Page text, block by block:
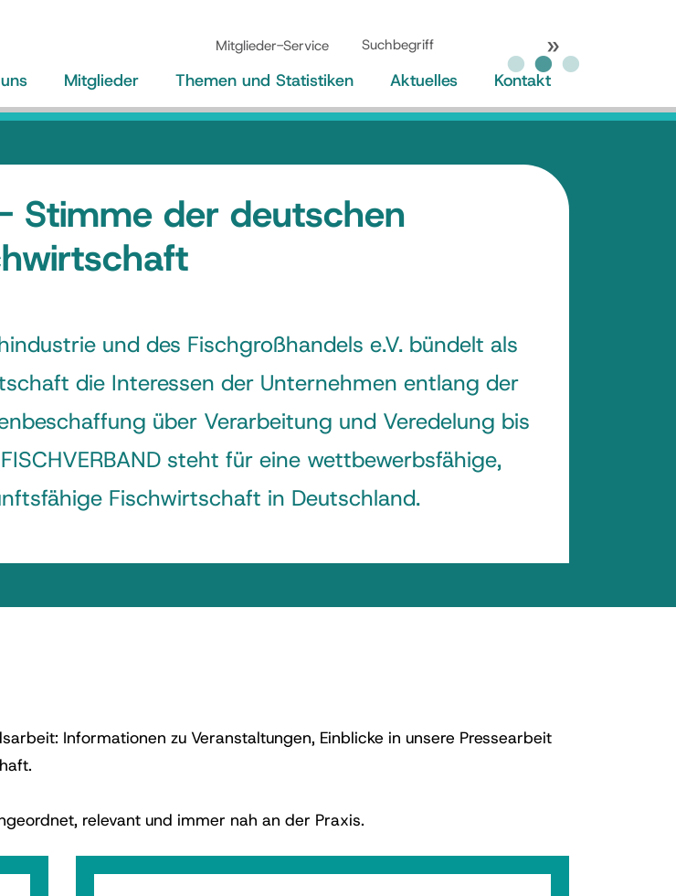
Mitglieder-Service
Mitglieder Themen und Statistiken Aktuelles Kontakt
- Stimme der deutschen
und des Fischgroßhandels e.V. bündelt als
die Interessen der Unternehmen entlang der
über Verarbeitung und Veredelung bis
steht für eine wettbewerbsfähige,
Fischwirtschaft in Deutschland.
Informationen zu Veranstaltungen, Einblicke in unsere Pressearbeit
relevant und immer nah an der Praxis.